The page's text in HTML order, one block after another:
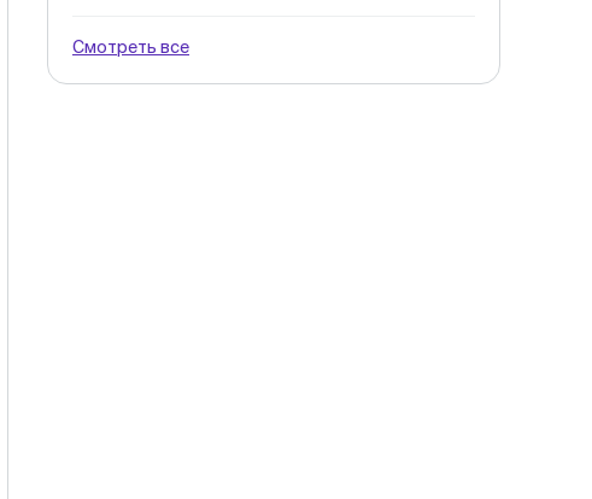
Смотреть все